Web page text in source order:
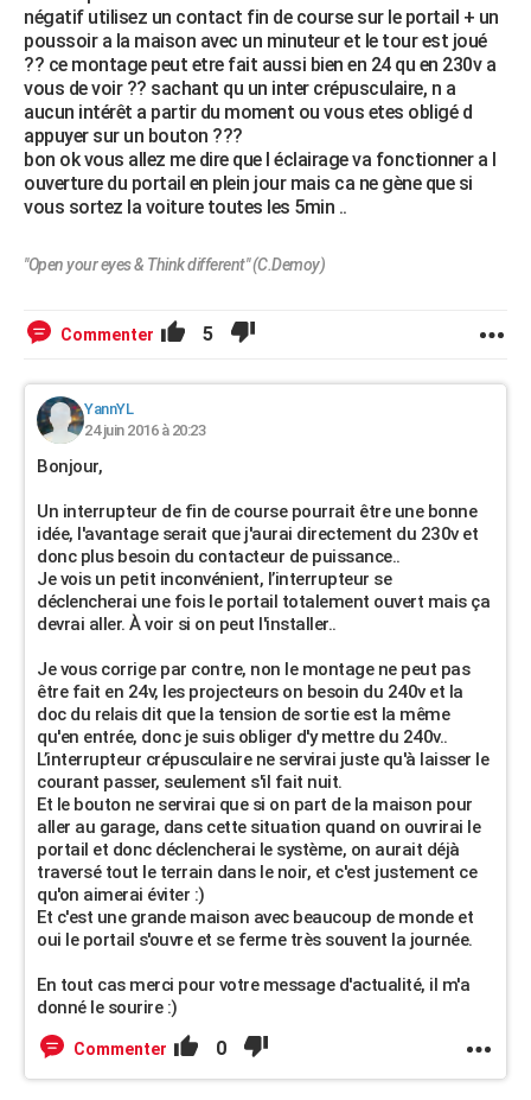
négatif utilisez un contact fin de course sur le portail + un
poussoir a la maison avec un minuteur et le tour est joué
?? ce montage peut etre fait aussi bien en 24 qu en 230v a
vous de voir ?? sachant qu un inter crépusculaire, n a
aucun intérêt a partir du moment ou vous etes obligé d
appuyer sur un bouton ???
bon ok vous allez me dire que l éclairage va fonctionner a l
ouverture du portail en plein jour mais ca ne gène que si
vous sortez la voiture toutes les 5min ..
"Open your eyes & Think different" (C.Demoy)
Commenter 5
YannYL
24 juin 2016 à 20:23
Bonjour,
Un interrupteur de fin de course pourrait être une bonne
idée, l'avantage serait que j'aurai directement du 230v et
donc plus besoin du contacteur de puissance..
Je vois un petit inconvénient, l’interrupteur se
déclencherai une fois le portail totalement ouvert mais ça
devrai aller. À voir si on peut l'installer..
Je vous corrige par contre, non le montage ne peut pas
être fait en 24v, les projecteurs on besoin du 240v et la
doc du relais dit que la tension de sortie est la même
qu'en entrée, donc je suis obliger d'y mettre du 240v..
L’interrupteur crépusculaire ne servirai juste qu'à laisser le
courant passer, seulement s'il fait nuit.
Et le bouton ne servirai que si on part de la maison pour
aller au garage, dans cette situation quand on ouvrirai le
portail et donc déclencherai le système, on aurait déjà
traversé tout le terrain dans le noir, et c'est justement ce
qu'on aimerai éviter :)
Et c'est une grande maison avec beaucoup de monde et
oui le portail s'ouvre et se ferme très souvent la journée.
En tout cas merci pour votre message d'actualité, il m'a
donné le sourire :)
Commenter 0